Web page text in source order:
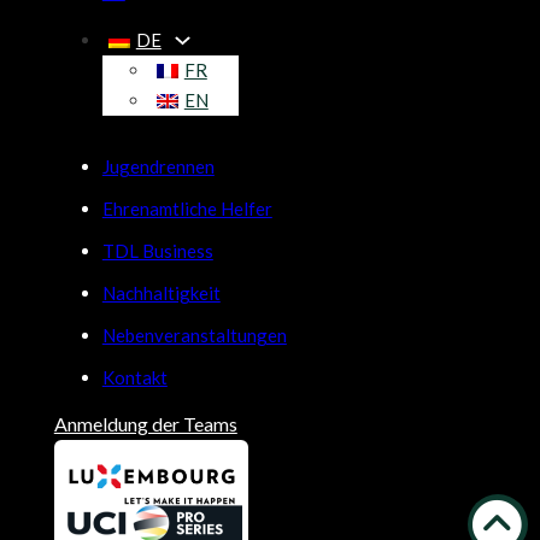
DE
FR
EN
Jugendrennen
Ehrenamtliche Helfer
TDL Business
Nachhaltigkeit
Nebenveranstaltungen
Kontakt
Anmeldung der Teams